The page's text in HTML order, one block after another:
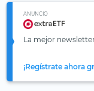
ANUNCIO
La mejor
¡Regístrate ahora